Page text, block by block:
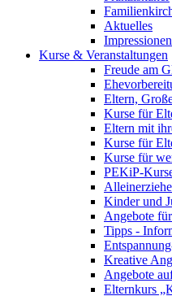
Aktuelles
Impressionen
Kurse & Veranstaltungen
Freude am
Eltern,
Kurse für
Eltern mit
Kurse für
Kurse für
PEKiP-
Kinder und
Angebote
Tipps -
Kreative
Angebote
Elternkurs